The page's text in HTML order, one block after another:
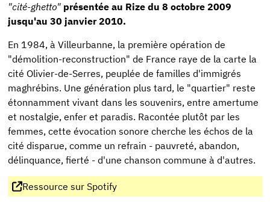
"cité-ghetto" présentée au Rize du 8 octobre 2009
jusqu'au 30 janvier 2010.
En 1984, à Villeurbanne, la première opération de
"démolition-reconstruction" de France raye de la carte la
cité Olivier-de-Serres, peuplée de familles d'immigrés
maghrébins. Une génération plus tard, le "quartier" reste
étonnamment vivant dans les souvenirs, entre amertume
et nostalgie, enfer et paradis. Racontée plutôt par les
femmes, cette évocation sonore cherche les échos de la
cité disparue, comme un refrain - pauvreté, abandon,
délinquance, fierté - d'une chanson commune à d'autres.
Ressource sur Spotify